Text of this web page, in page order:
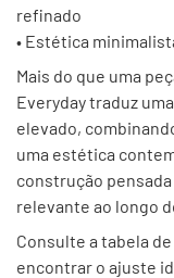
refinado
• Estética
Mais do que uma
Everyday traduz
elevado,
uma estética
construção
relevante ao longo
Consulte a tabela
encontrar o ajuste